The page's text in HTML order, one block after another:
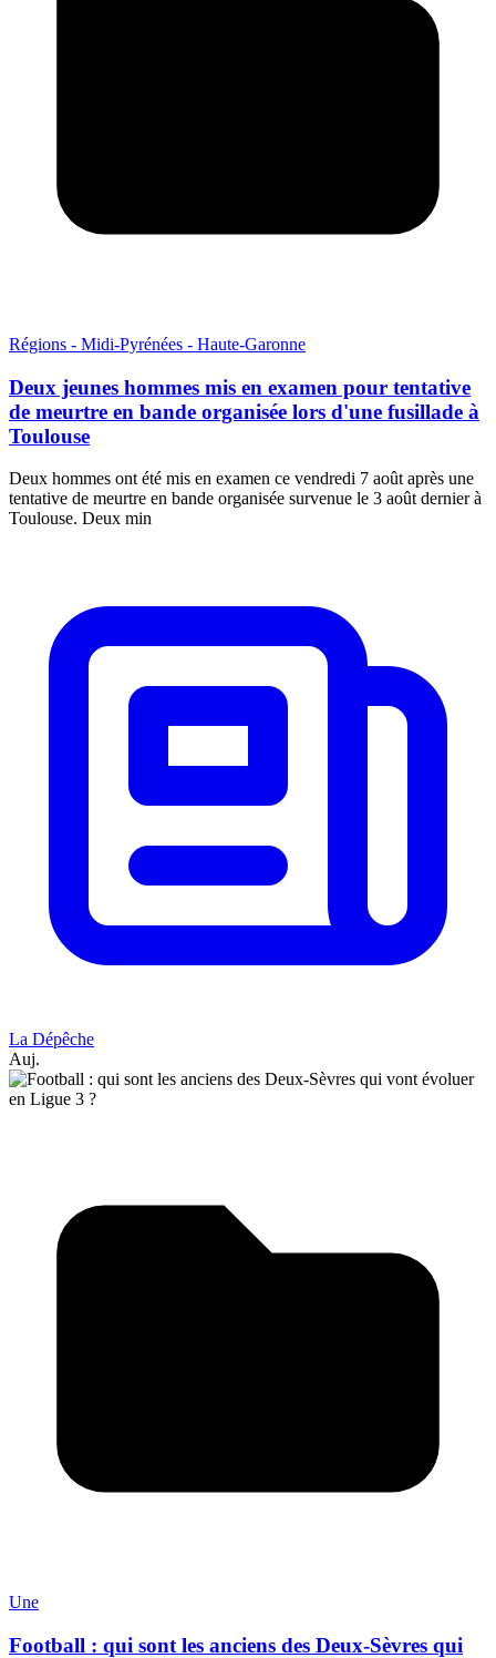
Régions - Midi-Pyrénées - Haute-Garonne
Deux jeunes hommes mis en examen pour tentative
de meurtre en bande organisée lors d'une fusillade à
Toulouse
Deux hommes ont été mis en examen ce vendredi 7 août après une
tentative de meurtre en bande organisée survenue le 3 août dernier à
Toulouse. Deux min
La Dépêche
Auj.
Une
Football : qui sont les anciens des Deux-Sèvres qui